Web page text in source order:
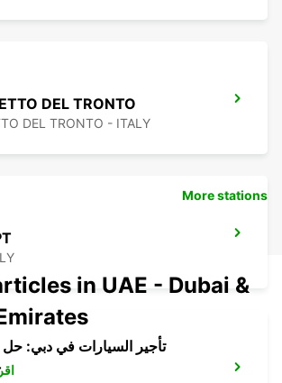
DEL TRONTO
DEL TRONTO - ITALY
More stations
in UAE - Dubai &
تأجير السيارات في دبي: حل